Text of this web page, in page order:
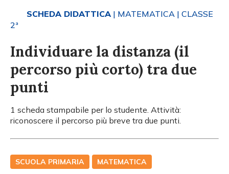
SCHEDA DIDATTICA | MATEMATICA | CLASSE
2ª
Individuare la distanza (il
percorso più corto) tra due
punti
1 scheda stampabile per lo studente. Attività:
riconoscere il percorso più breve tra due punti.
SCUOLA PRIMARIA MATEMATICA